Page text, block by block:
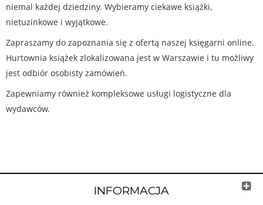
niemal każdej dziedziny. Wybieramy ciekawe książki,
nietuzinkowe i wyjątkowe.
Zapraszamy do zapoznania się z ofertą naszej księgarni online.
Hurtownia książek zlokalizowana jest w Warszawie i tu możliwy
jest odbiór osobisty zamówień.
Zapewniamy również kompleksowe usługi logistyczne dla
wydawców.
INFORMACJA